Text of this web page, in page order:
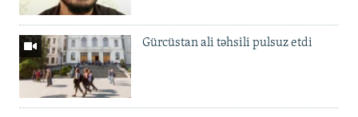
Gürcüstan ali təhsili pulsuz etdi